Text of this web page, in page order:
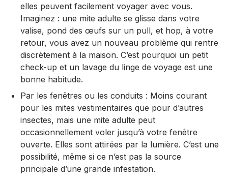
elles peuvent facilement voyager avec vous.
Imaginez : une mite adulte se glisse dans votre
valise, pond des œufs sur un pull, et hop, à votre
retour, vous avez un nouveau problème qui rentre
discrètement à la maison. C’est pourquoi un petit
check-up et un lavage du linge de voyage est une
bonne habitude.
Par les fenêtres ou les conduits : Moins courant
pour les mites vestimentaires que pour d’autres
insectes, mais une mite adulte peut
occasionnellement voler jusqu’à votre fenêtre
ouverte. Elles sont attirées par la lumière. C’est une
possibilité, même si ce n’est pas la source
principale d’une grande infestation.